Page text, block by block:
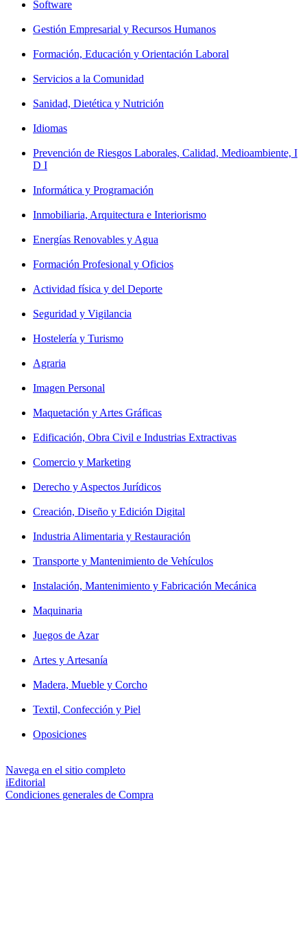
Software
Gestión Empresarial y Recursos Humanos
Formación, Educación y Orientación Laboral
Servicios a la Comunidad
Sanidad, Dietética y Nutrición
Idiomas
Prevención de Riesgos Laborales, Calidad, Medioambiente, I
D I
Informática y Programación
Inmobiliaria, Arquitectura e Interiorismo
Energías Renovables y Agua
Formación Profesional y Oficios
Actividad física y del Deporte
Seguridad y Vigilancia
Hostelería y Turismo
Agraria
Imagen Personal
Maquetación y Artes Gráficas
Edificación, Obra Civil e Industrias Extractivas
Comercio y Marketing
Derecho y Aspectos Jurídicos
Creación, Diseño y Edición Digital
Industria Alimentaria y Restauración
Transporte y Mantenimiento de Vehículos
Instalación, Mantenimiento y Fabricación Mecánica
Maquinaria
Juegos de Azar
Artes y Artesanía
Madera, Mueble y Corcho
Textil, Confección y Piel
Oposiciones
Navega en el sitio completo
iEditorial
Condiciones generales de Compra